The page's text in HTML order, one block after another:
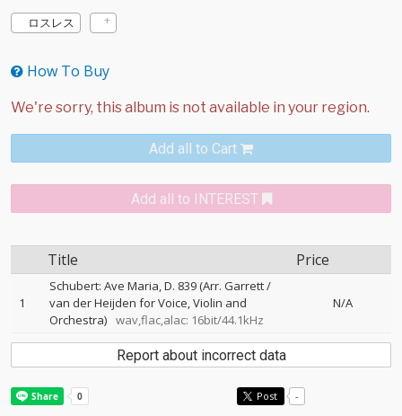
ロスレス
How To Buy
Add all to Cart
Add all to INTEREST
Title Price
1
Schubert: Ave Maria, D. 839 (Arr. Garrett /
van der Heijden for Voice, Violin and
Orchestra) wav,flac,alac: 16bit/44.1kHz
N/A
Report about incorrect data
Post -